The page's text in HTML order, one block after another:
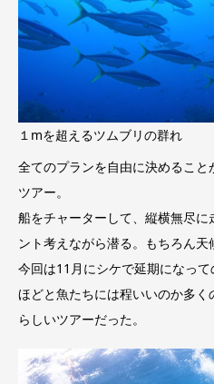
１mを超えるツムブリの群れ
全てのプランを自由に決めるこ
ツアー。
船をチャーターして、縦横無尽
ント考えながら潜る。もちろん天
今回は11月にシケで延期になっ
ほどと魚たちには程いいのか多
らしいツアーだった。